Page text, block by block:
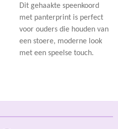
Dit gehaakte speenkoord
met panterprint is perfect
voor ouders die houden van
een stoere, moderne look
met een speelse touch.